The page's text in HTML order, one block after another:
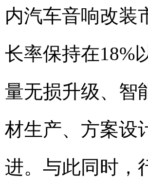
内汽车音响改装
长率保持在18%
量无损升级、智
材生产、方案设
进。与此同时，